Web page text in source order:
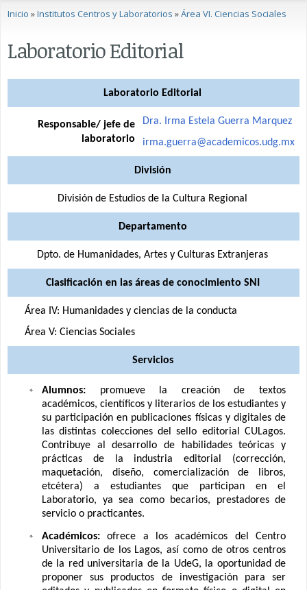
Se encuentra usted aquí
Inicio »Institutos Centros y Laboratorios »Área VI. Ciencias Sociales
Laboratorio Editorial
Laboratorio Editorial
Responsable/ jefe de
laboratorio
Dra. Irma Estela Guerra Marquez
irma.guerra@academicos.udg.mx
División
División de Estudios de la Cultura Regional
Departamento
Dpto. de Humanidades, Artes y Culturas Extranjeras
Clasificación en las áreas de conocimiento SNI
Área IV: Humanidades y ciencias de la conducta
Área V: Ciencias Sociales
Servicios
Alumnos: promueve la creación de textos
académicos, científicos y literarios de los estudiantes y
su participación en publicaciones físicas y digitales de
las distintas colecciones del sello editorial CULagos.
Contribuye al desarrollo de habilidades teóricas y
prácticas de la industria editorial (corrección,
maquetación, diseño, comercialización de libros,
etcétera) a estudiantes que participan en el
Laboratorio, ya sea como becarios, prestadores de
servicio o practicantes.
Académicos: ofrece a los académicos del Centro
Universitario de los Lagos, así como de otros centros
de la red universitaria de la UdeG, la oportunidad de
proponer sus productos de investigación para ser